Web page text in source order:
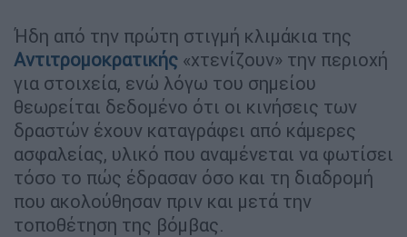
Ήδη από την πρώτη στιγμή κλιμάκια της
Αντιτρομοκρατικής «χτενίζουν» την περιοχή
για στοιχεία, ενώ λόγω του σημείου
θεωρείται δεδομένο ότι οι κινήσεις των
δραστών έχουν καταγράφει από κάμερες
ασφαλείας, υλικό που αναμένεται να φωτίσει
τόσο το πώς έδρασαν όσο και τη διαδρομή
που ακολούθησαν πριν και μετά την
τοποθέτηση της βόμβας.